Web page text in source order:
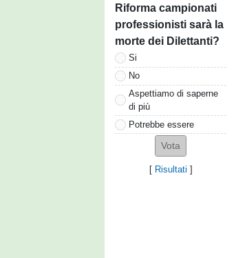
Riforma campionati
professionisti sarà la
morte dei Dilettanti?
Si
No
Aspettiamo di saperne
di più
Potrebbe essere
[ Risultati ]